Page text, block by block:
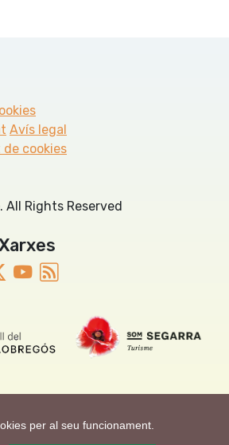
per al seu funcionament.
Avís legal
cookies
All Rights Reserved